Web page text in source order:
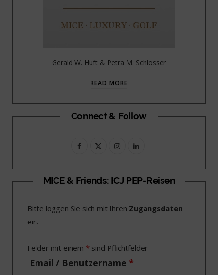
Gerald W. Huft & Petra M. Schlosser
READ MORE
Connect & Follow
F
c
b
o
k
T
i
t
e
I
s
a
r
a
L
n
e
I
MICE & Friends: ICJ PEP-Reisen
Bitte loggen Sie sich mit Ihren Zugangsdaten
ein.
Felder mit einem * sind Pflichtfelder
Email / Benutzername *